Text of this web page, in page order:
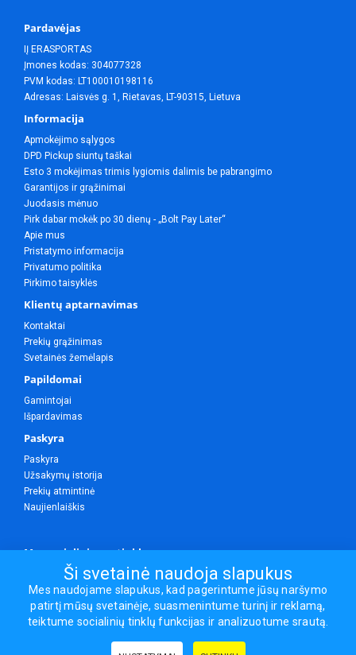
Pardavėjas
IĮ ERASPORTAS
Įmones kodas: 304077328
PVM kodas: LT100010198116
Adresas: Laisvės g. 1, Rietavas, LT-90315, Lietuva
Informacija
Apmokėjimo sąlygos
DPD Pickup siuntų taškai
Esto 3 mokėjimas trimis lygiomis dalimis be pabrangimo
Garantijos ir grąžinimai
Juodasis mėnuo
Pirk dabar mokėk po 30 dienų - „Bolt Pay Later“
Apie mus
Pristatymo informacija
Privatumo politika
Pirkimo taisyklės
Klientų aptarnavimas
Kontaktai
Prekių grąžinimas
Svetainės žemėlapis
Papildomai
Gamintojai
Išpardavimas
Paskyra
Paskyra
Užsakymų istorija
Prekių atmintinė
Naujienlaiškis
Mes socialiniuose tinkluose
Visos teisės saugomos.
Sporto ir laisvalaikio prekės, maisto papildai - erasportas.lt © 2026
Ši svetainė naudoja slapukus
Mes naudojame slapukus, kad pagerintume jūsų naršymo
patirtį mūsų svetainėje, suasmenintume turinį ir reklamą,
teiktume socialinių tinklų funkcijas ir analizuotume srautą.